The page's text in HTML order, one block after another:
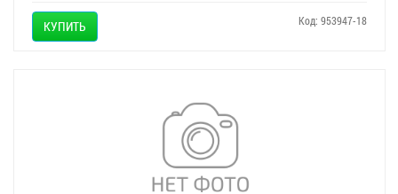
КУПИТЬ Код: 953947-18